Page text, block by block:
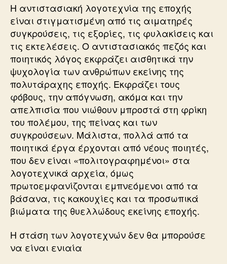
Η αντιστασιακή λογοτεχνία της εποχής
είναι στιγματισμένη από τις αιματηρές
συγκρούσεις, τις εξορίες, τις φυλακίσεις και
τις εκτελέσεις. Ο αντιστασιακός πεζός και
ποιητικός λόγος εκφράζει αισθητικά την
ψυχολογία των ανθρώπων εκείνης της
πολυτάραχης εποχής. Εκφράζει τους
φόβους, την απόγνωση, ακόμα και την
απελπισία που νιώθουν μπροστά στη φρίκη
του πολέμου, της πείνας και των
συγκρούσεων. Μάλιστα, πολλά από τα
ποιητικά έργα έρχονται από νέους ποιητές,
που δεν είναι «πολιτογραφημένοι» στα
λογοτεχνικά αρχεία, όμως
πρωτοεμφανίζονται εμπνεόμενοι από τα
βάσανα, τις κακουχίες και τα προσωπικά
βιώματα της θυελλώδους εκείνης εποχής.
Η στάση των λογοτεχνών δεν θα μπορούσε
να είναι ενιαία